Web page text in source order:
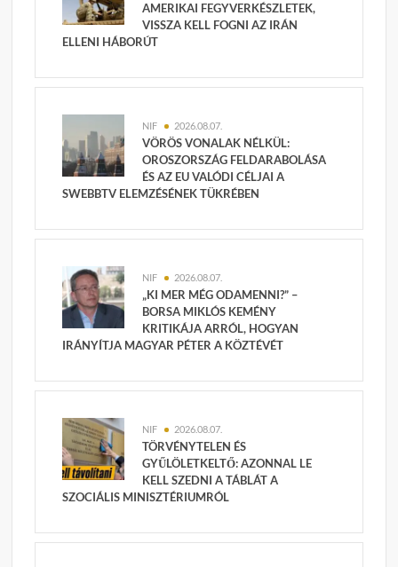
AMERIKAI FEGYVERKÉSZLETEK,
VISSZA KELL FOGNI AZ IRÁN
ELLENI HÁBORÚT
NIF 2026.08.07.
VÖRÖS VONALAK NÉLKÜL:
OROSZORSZÁG FELDARABOLÁSA
ÉS AZ EU VALÓDI CÉLJAI A
SWEBBTV ELEMZÉSÉNEK TÜKRÉBEN
NIF 2026.08.07.
„KI MER MÉG ODAMENNI?” –
BORSA MIKLÓS KEMÉNY
KRITIKÁJA ARRÓL, HOGYAN
IRÁNYÍTJA MAGYAR PÉTER A KÖZTÉVÉT
NIF 2026.08.07.
TÖRVÉNYTELEN ÉS
GYŰLÖLETKELTŐ: AZONNAL LE
KELL SZEDNI A TÁBLÁT A
SZOCIÁLIS MINISZTÉRIUMRÓL